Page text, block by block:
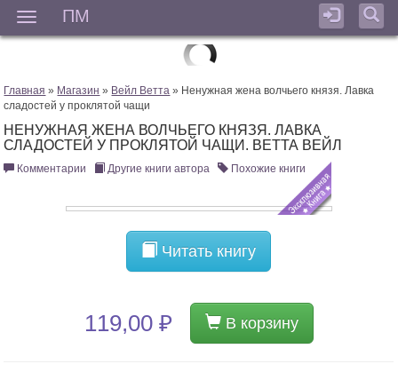
ПМ
Главная » Магазин » Вейл Ветта » Ненужная жена волчьего князя. Лавка
сладостей у проклятой чащи
НЕНУЖНАЯ ЖЕНА ВОЛЧЬЕГО КНЯЗЯ. ЛАВКА
СЛАДОСТЕЙ У ПРОКЛЯТОЙ ЧАЩИ. ВЕТТА ВЕЙЛ
Комментарии Другие книги автора Похожие книги
Читать книгу
119,00 ₽ В корзину